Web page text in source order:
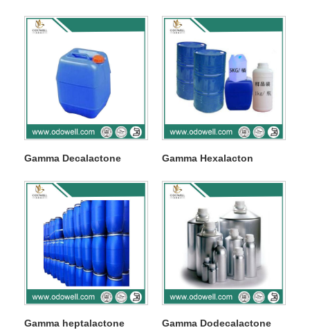
Gamma Decalactone Gamma Hexalacton
Gamma heptalactone Gamma Dodecalactone